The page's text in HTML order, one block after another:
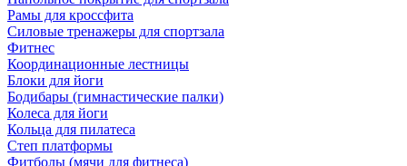
Рамы для кроссфита
Силовые тренажеры для спортзала
Фитнес
Координационные лестницы
Блоки для йоги
Бодибары (гимнастические палки)
Колеса для йоги
Кольца для пилатеса
Степ платформы
Фитболы (мячи для фитнеса)